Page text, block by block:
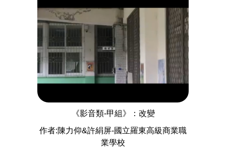
《影音類-甲組》：改變
作者:陳力仰&許絹屏-國立羅東高級商業職
業學校